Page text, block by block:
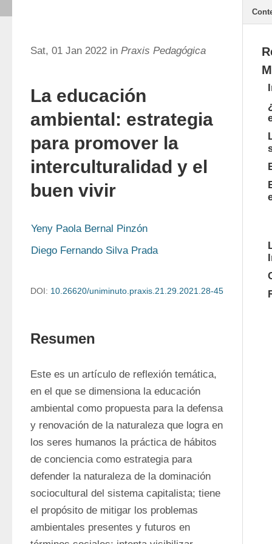
Sat, 01 Jan 2022 in Praxis Pedagógica
La educación
ambiental: estrategia
para promover la
interculturalidad y el
buen vivir
Yeny Paola Bernal Pinzón
Diego Fernando Silva Prada
DOI: 10.26620/uniminuto.praxis.21.29.2021.28-45
Resumen
Este es un artículo de reflexión temática,
en el que se dimensiona la educación
ambiental como propuesta para la defensa
y renovación de la naturaleza que logra en
los seres humanos la práctica de hábitos
de conciencia como estrategia para
defender la naturaleza de la dominación
sociocultural del sistema capitalista; tiene
el propósito de mitigar los problemas
ambientales presentes y futuros en